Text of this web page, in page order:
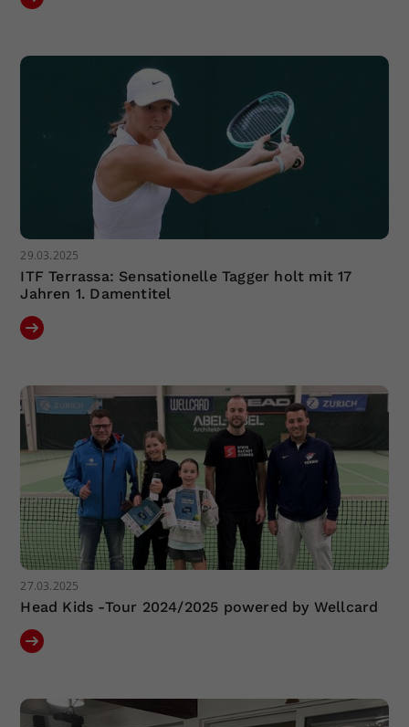
29.03.2025
ITF Terrassa: Sensationelle Tagger holt mit 17
Jahren 1. Damentitel
27.03.2025
Head Kids -Tour 2024/2025 powered by Wellcard